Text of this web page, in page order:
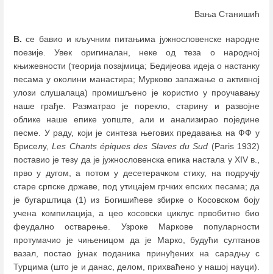
Вања Станишић
В. се бавио и кључним питањима јужнословенске народне
поезије. Увек оригиналан, неке од теза о народној
књижевности (теорија позајмица; Бедијеова идеја о настанку
песама у околини манастира; Мурково запажање о активној
улози слушалаца) промишљено је користио у проучавању
наше грађе. Разматрао је порекло, старину и развојне
облике наше епике уопште, али и анализирао поједине
песме. У раду, који је синтеза његових предавања на ФФ у
Бриселу,Les Chants épiques des Slaves du Sud (Paris 1932)
поставио је тезу да је јужнословенска епика настала у XIV в.,
прво у дугом, а потом у десетерачком стиху, на подручју
старе српске државе, под утицајем грчких епских песама; да
је бугарштица (1) из Богишићеве збирке о Косовском боју
учена компилација, а цео косовски циклус првобитно био
феудално остварење. Узроке Маркове популарности
протумачио је чињеницом да је Марко, будући султанов
вазал, постао јунак поданика принуђених на сарадњу с
Турцима (што је и данас, делом, прихваћено у нашој науци).